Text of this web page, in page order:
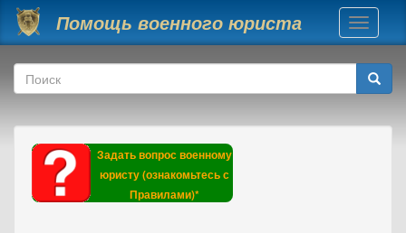
Перейти к основному содержанию
Помощь военного юриста
Toggle
Форма поиска
Поиск
Задать вопрос военному
юристу (ознакомьтесь с
Правилами)*